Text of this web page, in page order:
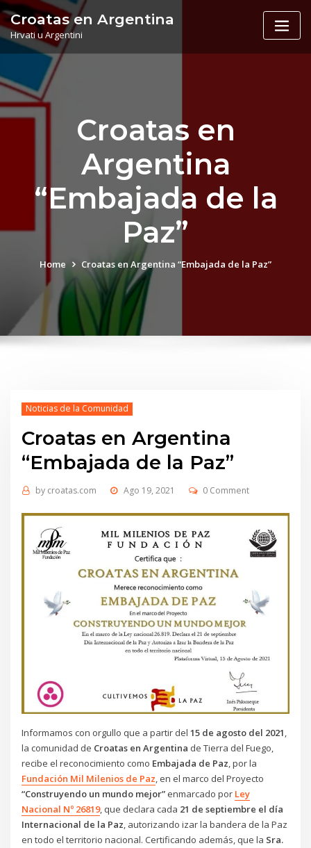
Skip
to
content
Croatas en Argentina
Hrvati u Argentini
Croatas en
Argentina
“Embajada de la
Paz”
Home Croatas en Argentina “Embajada de la Paz”
Noticias de la Comunidad
Croatas en Argentina
“Embajada de la Paz”
by croatas.com Ago 19, 2021 0 Comment
Informamos con orgullo que a partir del15 de agosto del 2021,
la comunidad de Croatas en Argentina de Tierra del Fuego,
recibe el reconocimiento como Embajada de Paz, por la
Fundación Mil Milenios de Paz, en el marco del Proyecto
“Construyendo un mundo mejor” enmarcado por Ley
Nacional Nº 26819, que declara cada 21 de septiembre el día
Internacional de la Paz, autorizando izar la bandera de la Paz
en todo el territorio nacional. Certificando además, que la Sra.